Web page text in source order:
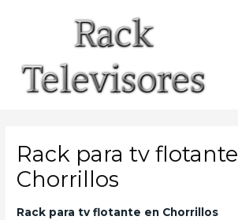
Rack para tv
Chorrillos
Rack para tv flotante en Chorrillos